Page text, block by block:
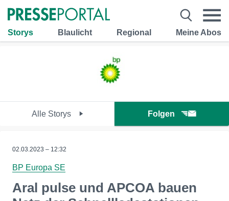
Storys Blaulicht Regional Meine Abos
Alle Storys Folgen
02.03.2023 – 12:32
BP Europa SE
Aral pulse und APCOA bauen